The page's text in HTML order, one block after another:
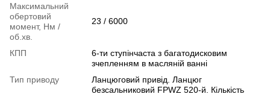
Максимальний
обертовий
момент, Нм /
об.хв.
23 / 6000
КПП
6-ти ступінчаста з багатодисковим
зчепленням в масляній ванні
Тип приводу
Ланцюговий привід. Ланцюг
безсальниковий FPWZ 520-й. Кількість